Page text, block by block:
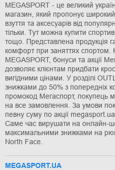
MEGASPORT - це великий
магазин, який пропонує
взуття та аксесуарів від
тільки. Тут можна купити
тощо. Представлена продукція
комфорт при заняттях спортом.
MEGASPORT, бонуси та акції
дозволяє клієнтам придбати
вигідними цінами. У розділі
знижками до 50% з попередніх
промокод Мегаспорт, покупець
на все замовлення. За умови
певну суму по акції
Саме час вирушати на онлайн-
максимальними знижками на
North Face.
MEGASPORT.UA